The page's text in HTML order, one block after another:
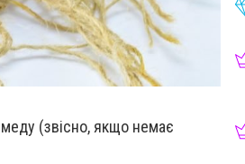
(звісно, якщо немає